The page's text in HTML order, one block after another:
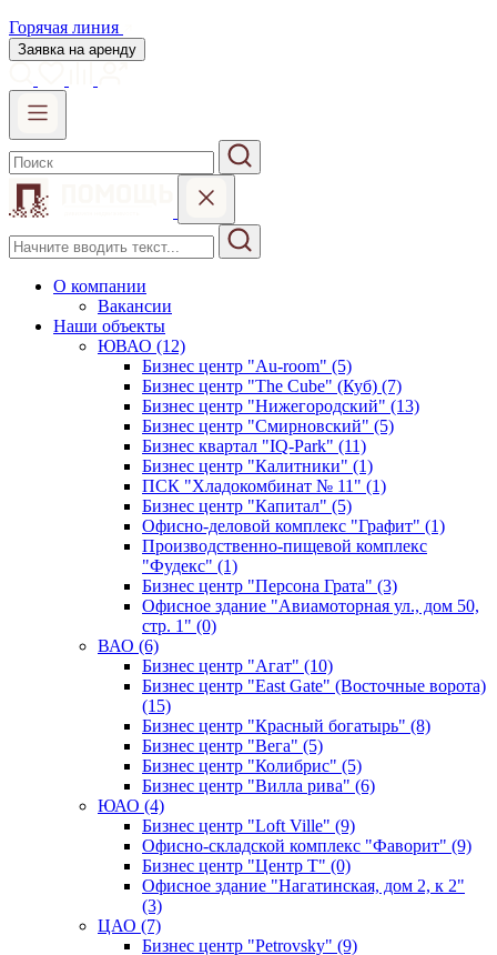
Горячая линия
Заявка на аренду
О компании
Вакансии
Наши объекты
ЮВАО (12)
Бизнес центр "Au-room" (5)
Бизнес центр "The Cube" (Куб) (7)
Бизнес центр "Нижегородский" (13)
Бизнес центр "Смирновский" (5)
Бизнес квартал "IQ-Park" (11)
Бизнес центр "Калитники" (1)
ПСК "Хладокомбинат № 11" (1)
Бизнес центр "Капитал" (5)
Офисно-деловой комплекс "Графит" (1)
Производственно-пищевой комплекс
"Фудекс" (1)
Бизнес центр "Персона Грата" (3)
Офисное здание "Авиамоторная ул., дом 50,
стр. 1" (0)
ВАО (6)
Бизнес центр "Агат" (10)
Бизнес центр "East Gate" (Восточные ворота)
(15)
Бизнес центр "Красный богатырь" (8)
Бизнес центр "Вега" (5)
Бизнес центр "Колибрис" (5)
Бизнес центр "Вилла рива" (6)
ЮАО (4)
Бизнес центр "Loft Ville" (9)
Офисно-складской комплекс "Фаворит" (9)
Бизнес центр "Центр Т" (0)
Офисное здание "Нагатинская, дом 2, к 2"
(3)
ЦАО (7)
Бизнес центр "Petrovsky" (9)